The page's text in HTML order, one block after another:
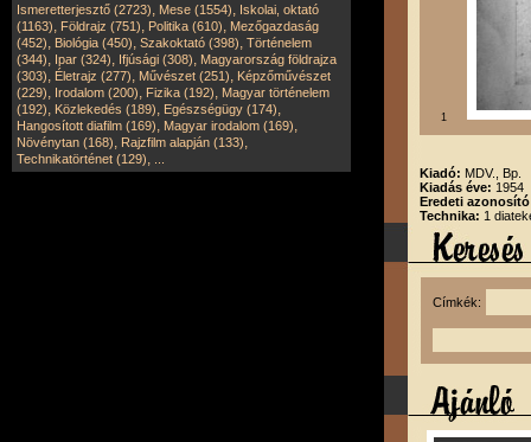
Ismeretterjesztő (2723), Mese (1554), Iskolai, oktató
(1163), Földrajz (751), Politika (610), Mezőgazdaság
(452), Biológia (450), Szakoktató (398), Történelem
(344), Ipar (324), Ifjúsági (308), Magyarország földrajza
(303), Életrajz (277), Művészet (251), Képzőművészet
(229), Irodalom (200), Fizika (192), Magyar történelem
(192), Közlekedés (189), Egészségügy (174),
Hangosított diafilm (169), Magyar irodalom (169),
Növénytan (168), Rajzfilm alapján (133),
Technikatörténet (129),
1
Kiadó: MDV., Bp.
Kiadás éve: 1954
Eredeti
Technika: 1
Címkék: